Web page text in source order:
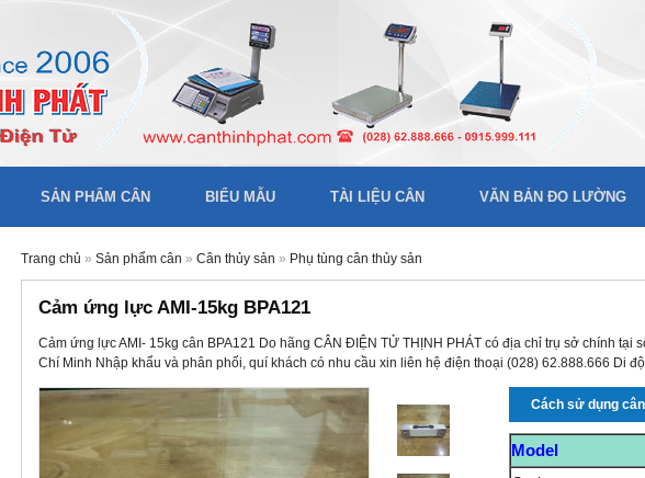
SẢN PHẨM CÂN BIỂU MẪU TÀI LIỆU CÂN VĂN BẢN ĐO LƯỜNG
Trang chủ » Sản phẩm cân » Cân thủy sản » Phụ tùng cân thủy sản
Cảm ứng lực AMI-15kg BPA121
Cảm ứng lực AMI- 15kg cân BPA121 Do hãng CÂN ĐIỆN TỬ THỊNH PHÁT có địa chỉ trụ sở chính
Chí Minh Nhập khẩu và phân phối, quí khách có nhu cầu xin liên hệ điện thoại (028) 62.888.666 Di
Cách sử dụng cân
Model